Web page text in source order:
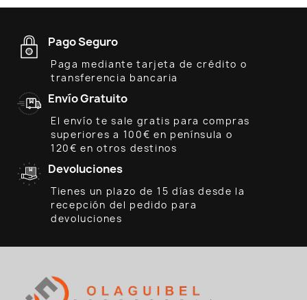
Pago Seguro
Paga mediante tarjeta de crédito o
transferencia bancaria
Envío Gratuito
El envío te sale gratis para compras
superiores a 100€ en península o
120€ en otros destinos
Devoluciones
Tienes un plazo de 15 días desde la
recepción del pedido para
devoluciones